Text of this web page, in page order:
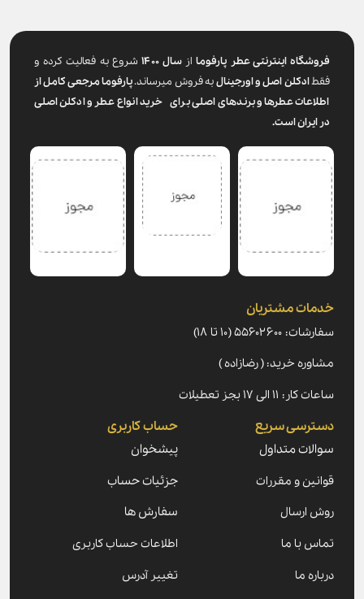
فروشگاه اینترنتی عطر پارفوما از سال ۱۴۰۰
شروع به فعالیت کرده و
فقطادکلن اصل و اورجینالبه فروش میرساند.پارفومامرجعی کامل از
اطلاعات عطرها و برندهای اصلی برای خرید انواع عطر و ادکلن اصلی
در ایران است.
خدمات مشتریان
سفارشات: ۵۵۶۰۲۶۰۰ (۱۰ تا ۱۸)
مشاوره خرید: ( رضازاده )
ساعات کار: ۱۱ الی ۱۷ بجز تعطیلات
دسترسی سریع
سوالات متداول
قوانین و مقررات
روش ارسال
تماس با ما
درباره ما
حساب کاربری
پیشخوان
جزئیات حساب
سفارش ها
اطلاعات حساب کاربری
تغییر آدرس